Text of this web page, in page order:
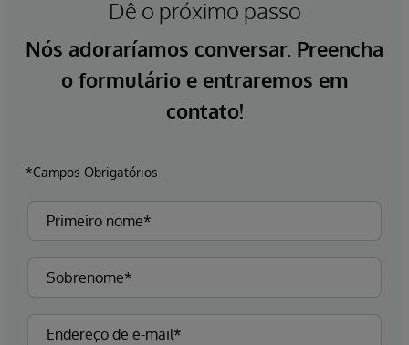
Dê o próximo passo
Nós adoraríamos conversar. Preencha
o formulário e entraremos em
contato!
*Campos Obrigatórios